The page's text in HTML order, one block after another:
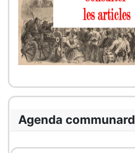
Agenda communard